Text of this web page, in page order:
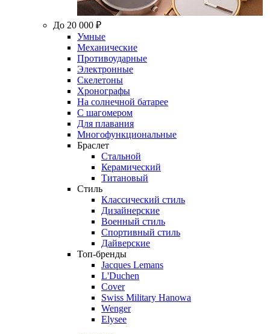
До 20 000 ₽
Умные
Механические
Противоударные
Электронные
Скелетоны
Хронографы
На солнечной батарее
С шагомером
Для плавания
Многофункциональные
Браслет
Стальной
Керамический
Титановый
Стиль
Классический стиль
Дизайнерские
Военный стиль
Спортивный стиль
Дайверские
Топ-бренды
Jacques Lemans
L'Duchen
Cover
Swiss Military Hanowa
Wenger
Elysee